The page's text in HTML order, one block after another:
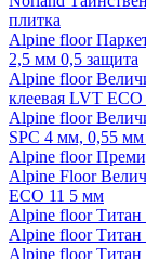
плитка
Alpine floor
2,5 мм 0,5 защита
Alpine floor
клеевая LVT
Alpine floor
SPC 4 мм, 0,55 мм
Alpine floor
Alpine Floor
ECO 11 5 мм
Alpine floor
Alpine floor
Alpine floor Титан